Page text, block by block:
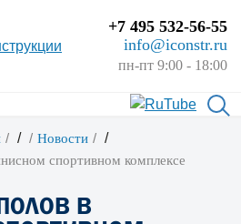
+7 495 532-56-55
info@iconstr.ru
пн-пт 9:00 - 18:00
/ Новости /
спортивном комплексе
В